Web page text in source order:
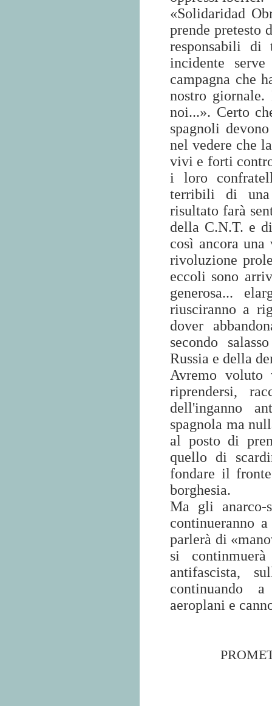
«Solidaridad
prende pretesto
responsabili di
incidente
campagna che
nostro
noi...». Certo
spagnoli
nel vedere che
vivi e forti
i loro
terribili di una
risultato farà
della C.N.T. e
così ancora
rivoluzione
eccoli sono
generosa...
riusciranno a
dover
secondo
Russia e della
Avremo
riprendersi,
dell'inganno
spagnola ma
al posto di
quello di
fondare il
borghesia.
Ma gli anarco-
continueranno
parlerà di
si
antifascista,
continuando
aeroplani e